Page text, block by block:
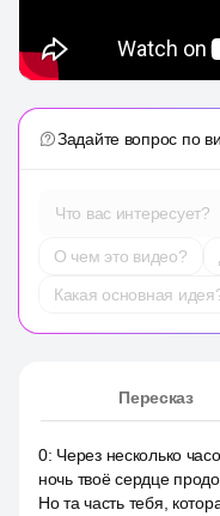
Задайте вопрос по
Что вас интересует?
О чем это видео?
Какая основная
Пересказ
0: Через несколько
ночь твоё сердце
Но та часть тебя,